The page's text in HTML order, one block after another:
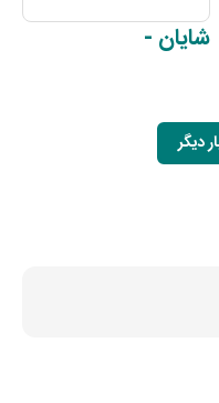
شایان -